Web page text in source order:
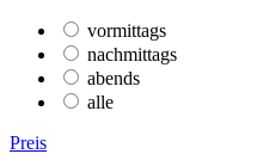
vormittags
nachmittags
abends
alle
Preis